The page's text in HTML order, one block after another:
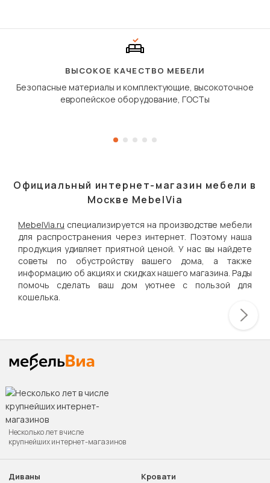
сиденье не
дугообразной
ВЫСОКОЕ КАЧЕСТВО МЕБЕЛИ
Безопасные материалы и комплектующие, высокоточное
европейское оборудование, ГОСТы
Официальный интернет-магазин мебели в
Москве MebelVia
MebelVia.ru специализируется на производстве мебели
для распространения через интернет. Поэтому наша
продукция удивляет приятной ценой. У нас вы найдете
советы по обустройству вашего дома, а также
информацию об акциях и скидках нашего магазина. Рады
помочь сделать ваш дом уютнее с пользой для
кошелька.
Несколько лет в числе
крупнейших интернет-магазинов
Диваны
Кровати